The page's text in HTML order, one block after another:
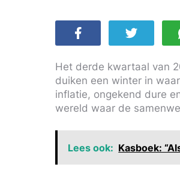
Het derde kwartaal van
duiken een winter in
inflatie, ongekend dure
wereld waar de
Lees ook: Kasboek: